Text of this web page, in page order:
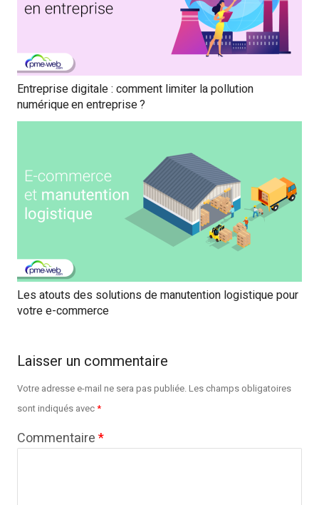
Entreprise digitale : comment limiter la pollution
numérique en entreprise ?
Les atouts des solutions de manutention logistique pour
votre e-commerce
Laisser un commentaire
Votre adresse e-mail ne sera pas publiée.Les champs obligatoires
sont indiqués avec*
Commentaire*